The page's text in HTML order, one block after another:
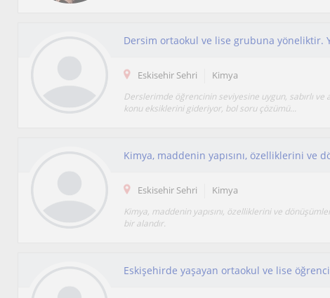
Eskisehir Sehri Kimya
Derslerimde öğrencinin seviyesine uygun, sabırlı ve
konu eksiklerini gideriyor, bol soru çözümü...
Eskisehir Sehri Kimya
Kimya, maddenin yapısını, özelliklerini ve
bir alandır.
Eskişehirde yaşayan ortaokul ve lise